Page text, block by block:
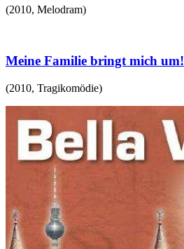
(2010, Melodram)
Meine Familie bringt mich um!
(2010, Tragikomödie)